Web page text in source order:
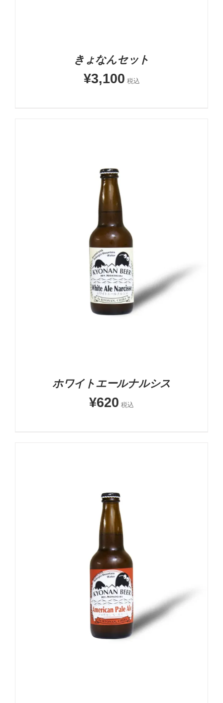
きょなんセット
¥3,100 税込
お買い物カゴに追加
詳細
ホワイトエールナルシス
¥620 税込
お買い物カゴに追加
詳細